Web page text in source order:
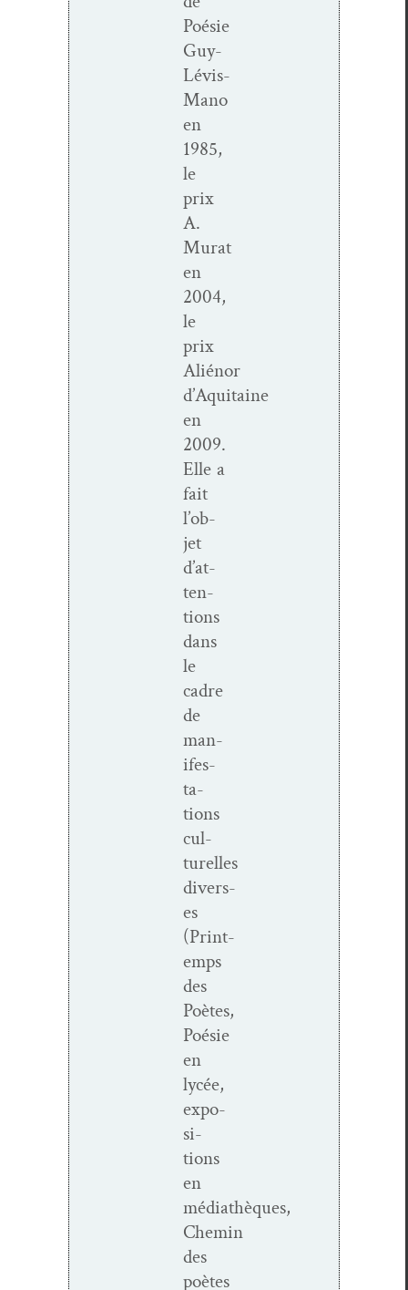
Poésie
Guy-
Lévis-
Mano
en
1985,
le
prix
A.
Murat
en
2004,
le
prix
Aliénor
d’Aquitaine
en
2009.
Elle a
fait
l’ob­
jet
d’at­
ten­
tions
dans
le
cadre
de
man­
i­fes­
ta­
tions
cul­
turelles
divers­
es
(Print­
emps
des
Poètes,
Poésie
en
lycée,
expo­
si­
tions
en
médiathèques,
Chemin
des
poètes